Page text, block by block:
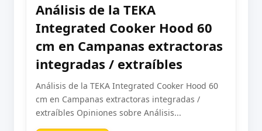
Análisis de la TEKA
Integrated Cooker Hood 60
cm en Campanas extractoras
integradas / extraíbles
Análisis de la TEKA Integrated Cooker Hood 60
cm en Campanas extractoras integradas /
extraíbles Opiniones sobre Análisis...